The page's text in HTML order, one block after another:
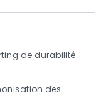
de durabilité
des